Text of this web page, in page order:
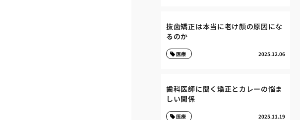
抜歯矯正は本当に老け顔の原因にな
るのか
2025.12.06
医療
歯科医師に聞く矯正とカレーの悩ま
しい関係
2025.11.19
医療